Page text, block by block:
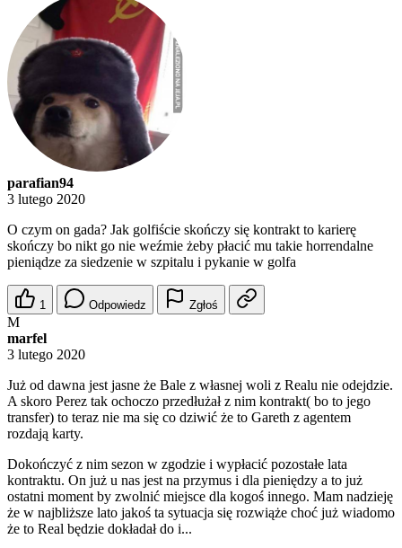
parafian94
3 lutego 2020
O czym on gada? Jak golfiście skończy się kontrakt to karierę
skończy bo nikt go nie weźmie żeby płacić mu takie horrendalne
pieniądze za siedzenie w szpitalu i pykanie w golfa
1 Odpowiedz Zgłoś
M
marfel
3 lutego 2020
Już od dawna jest jasne że Bale z własnej woli z Realu nie odejdzie.
A skoro Perez tak ochoczo przedłużał z nim kontrakt( bo to jego
transfer) to teraz nie ma się co dziwić że to Gareth z agentem
rozdają karty.
Dokończyć z nim sezon w zgodzie i wypłacić pozostałe lata
kontraktu. On już u nas jest na przymus i dla pieniędzy a to już
ostatni moment by zwolnić miejsce dla kogoś innego. Mam nadzieję
że w najbliższe lato jakoś ta sytuacja się rozwiąże choć już wiadomo
że to Real będzie dokładał do i...